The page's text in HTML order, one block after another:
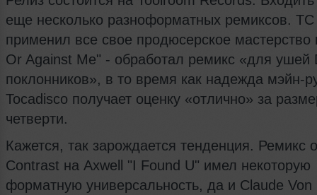
еще несколько разноформатных ремиксов. ТС
применил все свое продюсерское мастерство
Or Against Me" - обработал ремикс «для ушей
поклонников», в то время как надежда мэйн-
Tocadisco получает оценку «отлично» за
четверти.
Кажется, так зарождается тенденция. Ремикс
Contrast на Axwell "I Found U" имел некоторую
форматную универсальность, да и Claude Von